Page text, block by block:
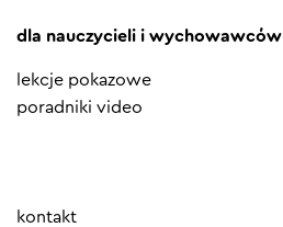
dla nauczycieli i wychowawców
lekcje pokazowe
poradniki video
Element
kontakt